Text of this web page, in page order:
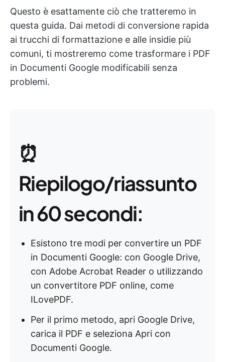
Questo è esattamente ciò che tratteremo in
questa guida. Dai metodi di conversione rapida
ai trucchi di formattazione e alle insidie più
comuni, ti mostreremo come trasformare i PDF
in Documenti Google modificabili senza
problemi.
⏰
Riepilogo/riassunto
in 60 secondi:
Esistono tre modi per convertire un PDF
in Documenti Google: con Google Drive,
con Adobe Acrobat Reader o utilizzando
un convertitore PDF online, come
ILovePDF.
Per il primo metodo, apri Google Drive,
carica il PDF e seleziona Apri con
Documenti Google.